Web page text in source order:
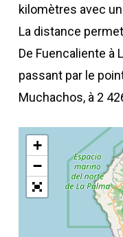
kilomètres avec
La distance
De Fuencaliente à
passant par le
Muchachos, à 2
+
−